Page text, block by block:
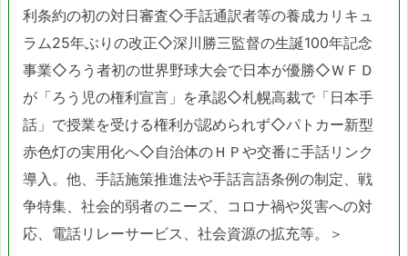
利条約の初の対日審査◇手話通訳者等の養成カリキュ
ラム25年ぶりの改正◇深川勝三監督の生誕100年記念
事業◇ろう者初の世界野球大会で日本が優勝◇ＷＦＤ
が「ろう児の権利宣言」を承認◇札幌高裁で「日本手
話」で授業を受ける権利が認められず◇パトカー新型
赤色灯の実用化へ◇自治体のＨＰや交番に手話リンク
導入。他、手話施策推進法や手話言語条例の制定、戦
争特集、社会的弱者のニーズ、コロナ禍や災害への対
応、電話リレーサービス、社会資源の拡充等。＞